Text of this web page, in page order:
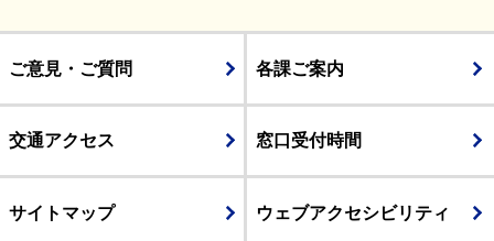
ご意見・ご質問 各課ご案内
交通アクセス 窓口受付時間
サイトマップ ウェブアクセシビリティ